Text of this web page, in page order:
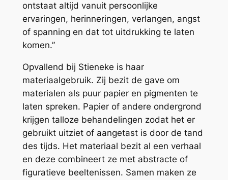
ontstaat altijd vanuit persoonlijke
ervaringen, herinneringen, verlangen, angst
of spanning en dat tot uitdrukking te laten
komen.”
Opvallend bij Stieneke is haar
materiaalgebruik. Zij bezit de gave om
materialen als puur papier en pigmenten te
laten spreken. Papier of andere ondergrond
krijgen talloze behandelingen zodat het er
gebruikt uitziet of aangetast is door de tand
des tijds. Het materiaal bezit al een verhaal
en deze combineert ze met abstracte of
figuratieve beeltenissen. Samen maken ze